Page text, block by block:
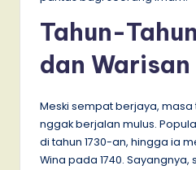
Tahun-
dan
Meski sempat berjaya, masa
nggak berjalan mulus.
di tahun 1730-an, hingga ia
Wina pada 1740. Sayangnya,